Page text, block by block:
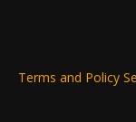
Terms and Policy